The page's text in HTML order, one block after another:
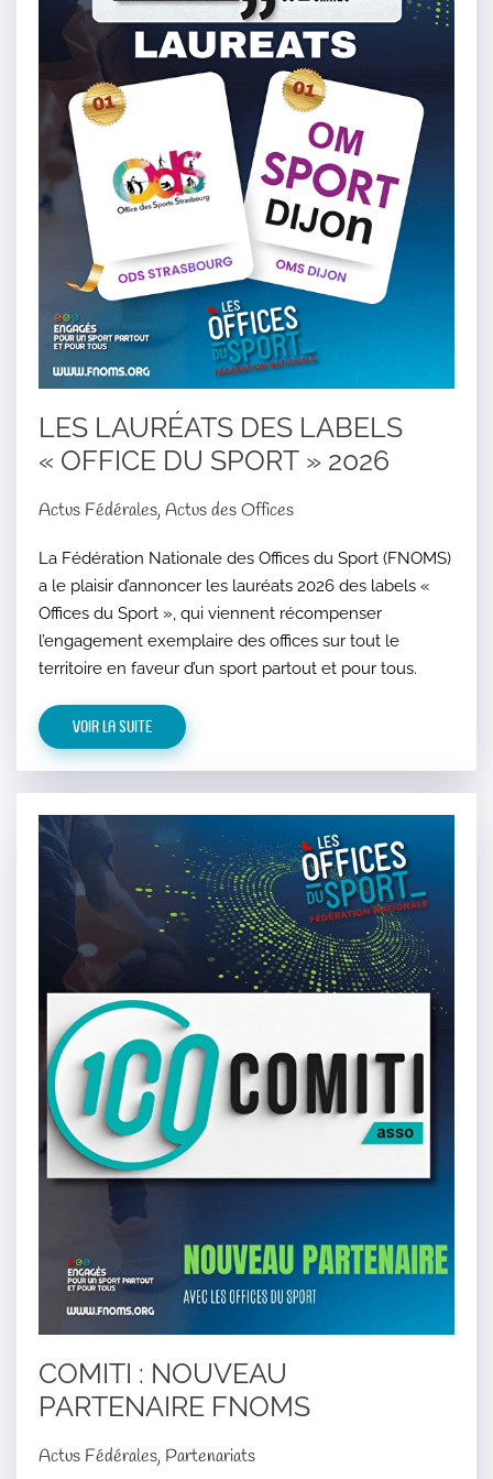
LES LAURÉATS DES LABELS
« OFFICE DU SPORT » 2026
Actus Fédérales, Actus des Offices
La Fédération Nationale des Offices du Sport (FNOMS)
a le plaisir d’annoncer les lauréats 2026 des labels «
Offices du Sport », qui viennent récompenser
l’engagement exemplaire des offices sur tout le
territoire en faveur d’un sport partout et pour tous.
Voir la suite
COMITI : NOUVEAU
PARTENAIRE FNOMS
Actus Fédérales, Partenariats